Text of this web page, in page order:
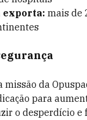
exporta: mais de
missão da
para
o desperdício e